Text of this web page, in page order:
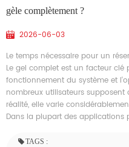
gèle complètement ?
2026-06-03
Le temps nécessaire pour un
Le gel complet est un facteur
fonctionnement du système et
nombreux utilisateurs supposent
réalité, elle varie
Dans la plupart des applications
TAGS :